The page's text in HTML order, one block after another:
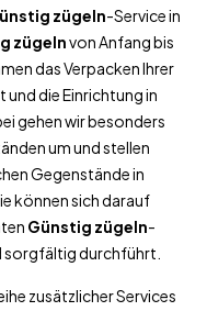
zügeln-Service in
zügelnvon Anfang bis
das Verpacken Ihrer
die Einrichtung in
gehen wir besonders
um und stellen
Gegenstände in
können sich darauf
Günstig zügeln-
durchführt.
zusätzlicher Services